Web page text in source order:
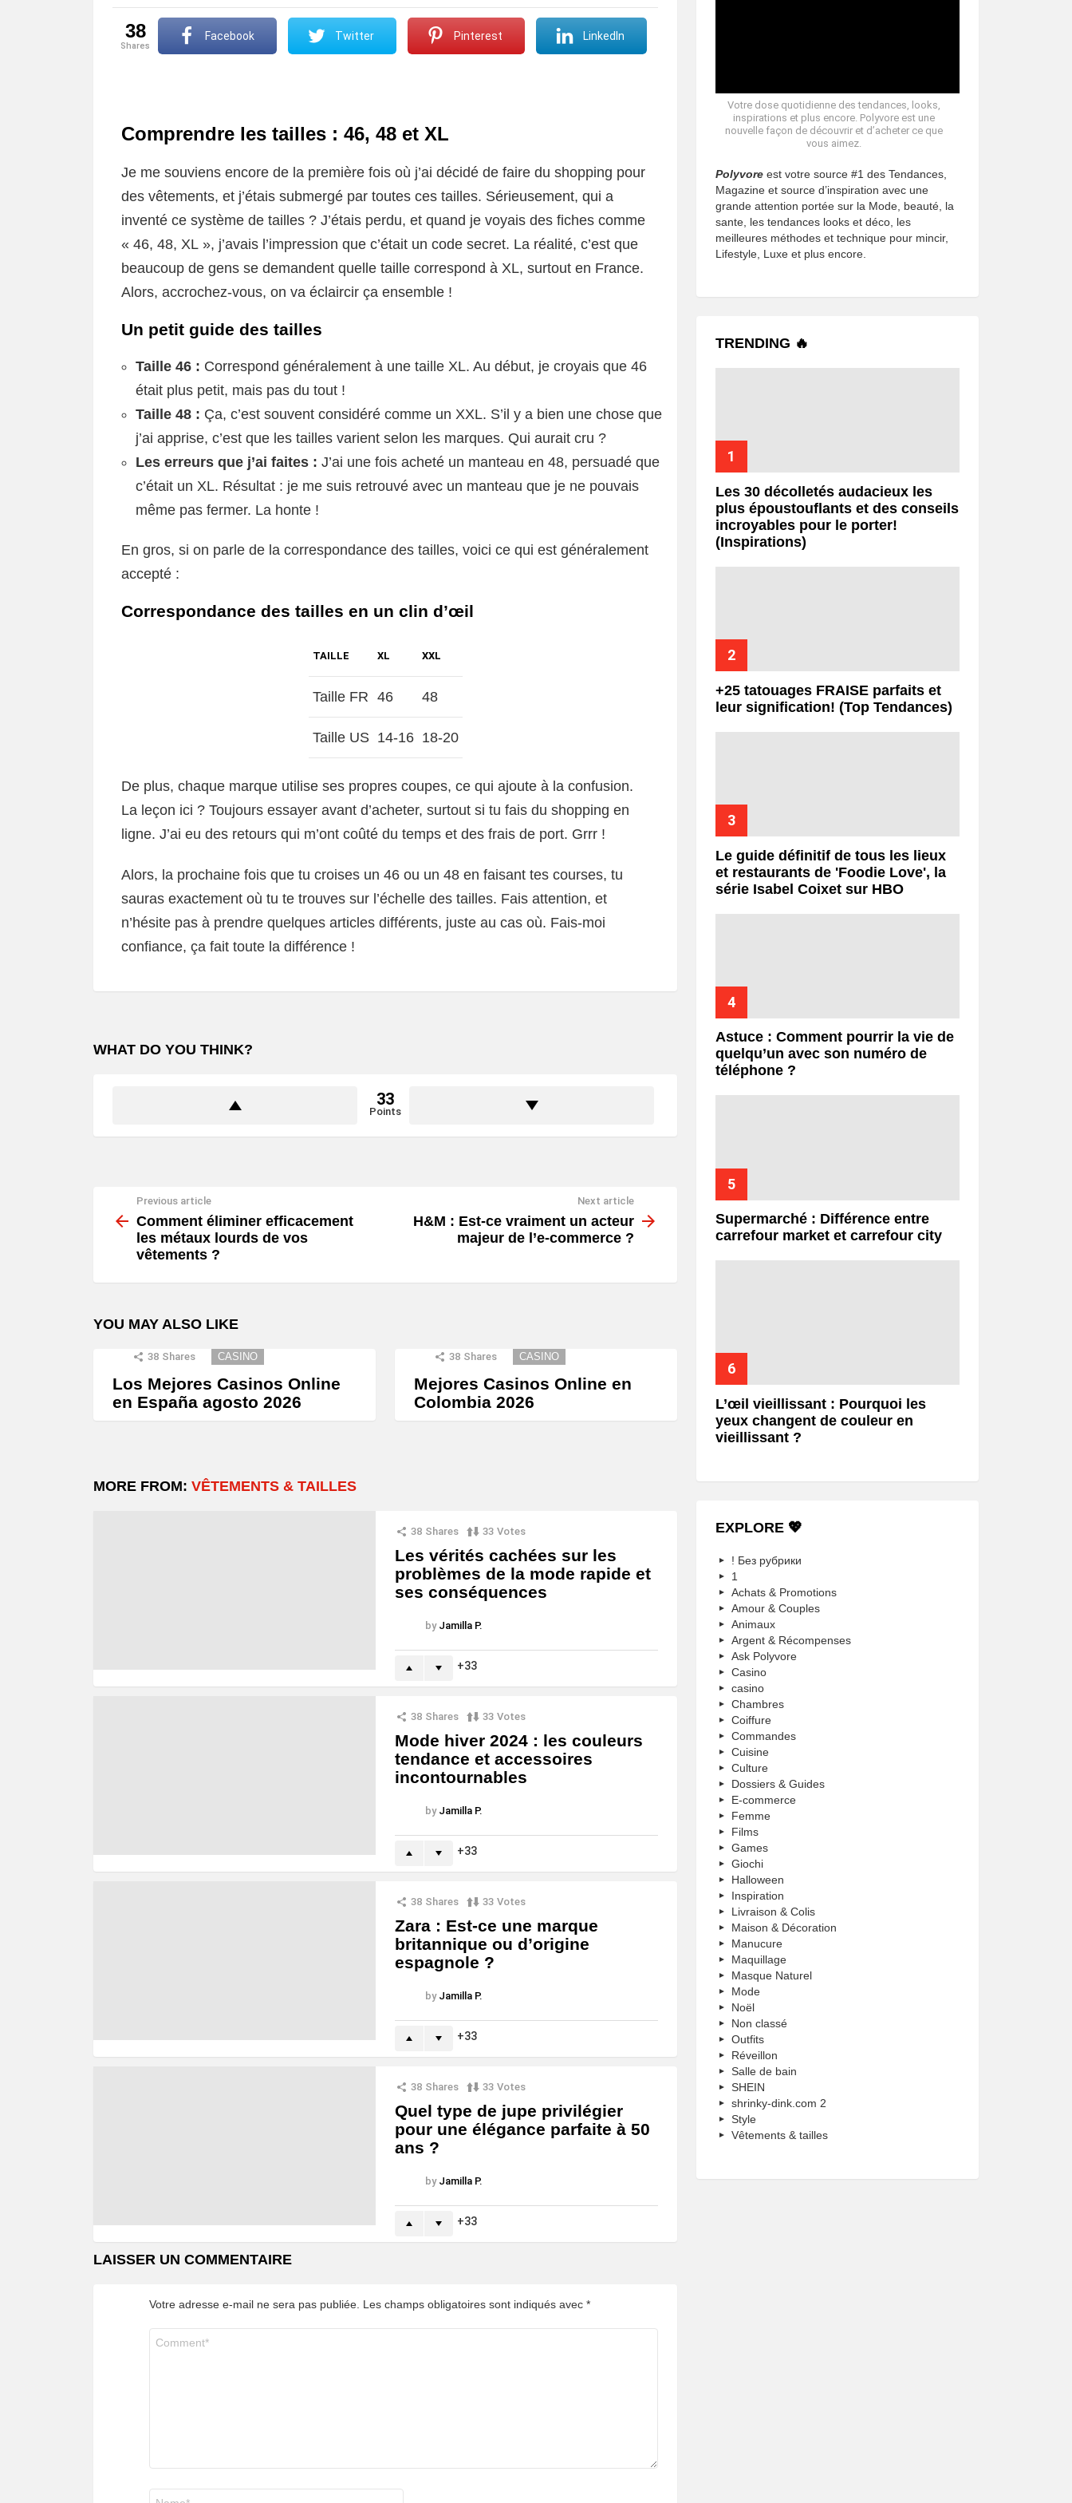
38
shares
Facebook Twitter Pinterest LinkedIn
Comprendre les tailles : 46, 48 et XL
Je me souviens encore de la première fois où j’ai décidé de faire du shopping pour
des vêtements, et j’étais submergé par toutes ces tailles. Sérieusement, qui a
inventé ce système de tailles ? J’étais perdu, et quand je voyais des fiches comme
« 46, 48, XL », j’avais l’impression que c’était un code secret. La réalité, c’est que
beaucoup de gens se demandent quelle taille correspond à XL, surtout en France.
Alors, accrochez-vous, on va éclaircir ça ensemble !
Un petit guide des tailles
Taille 46 : Correspond généralement à une taille XL. Au début, je croyais que 46
était plus petit, mais pas du tout !
Taille 48 : Ça, c’est souvent considéré comme un XXL. S’il y a bien une chose que
j’ai apprise, c’est que les tailles varient selon les marques. Qui aurait cru ?
Les erreurs que j’ai faites : J’ai une fois acheté un manteau en 48, persuadé que
c’était un XL. Résultat : je me suis retrouvé avec un manteau que je ne pouvais
même pas fermer. La honte !
En gros, si on parle de la correspondance des tailles, voici ce qui est généralement
accepté :
Correspondance des tailles en un clin d’œil
TAILLE XL XXL
Taille FR 46 48
Taille US 14-16 18-20
De plus, chaque marque utilise ses propres coupes, ce qui ajoute à la confusion.
La leçon ici ? Toujours essayer avant d’acheter, surtout si tu fais du shopping en
ligne. J’ai eu des retours qui m’ont coûté du temps et des frais de port. Grrr !
Alors, la prochaine fois que tu croises un 46 ou un 48 en faisant tes courses, tu
sauras exactement où tu te trouves sur l’échelle des tailles. Fais attention, et
n’hésite pas à prendre quelques articles différents, juste au cas où. Fais-moi
confiance, ça fait toute la différence !
WHAT DO YOU THINK?
33
Points
more
Previous article
Comment éliminer efficacement
les métaux lourds de vos
vêtements ?
Next article
H&M : Est-ce vraiment un acteur
majeur de l’e-commerce ?
YOU MAY ALSO LIKE
38 Shares CASINO
Los Mejores Casinos Online
en España agosto 2026
38 Shares CASINO
Mejores Casinos Online en
Colombia 2026
MORE FROM: VÊTEMENTS & TAILLES
38 Shares 33 Votes
Les vérités cachées sur les
problèmes de la mode rapide et
ses conséquences
by Jamilla P.
33
38 Shares 33 Votes
Mode hiver 2024 : les couleurs
tendance et accessoires
incontournables
by Jamilla P.
33
38 Shares 33 Votes
Zara : Est-ce une marque
britannique ou d’origine
espagnole ?
by Jamilla P.
33
38 Shares 33 Votes
Quel type de jupe privilégier
pour une élégance parfaite à 50
ans ?
by Jamilla P.
33
LAISSER UN COMMENTAIRE
Votre adresse e-mail ne sera pas publiée. Les champs obligatoires sont indiqués avec *
Votre dose quotidienne des tendances, looks,
inspirations et plus encore. Polyvore est une
nouvelle façon de découvrir et d’acheter ce que
vous aimez.
Polyvore est votre source #1 des Tendances,
Magazine et source d’inspiration avec une
grande attention portée sur la Mode, beauté, la
sante, les tendances looks et déco, les
meilleures méthodes et technique pour mincir,
Lifestyle, Luxe et plus encore.
TRENDING 🔥
Les 30 décolletés audacieux les
plus époustouflants et des conseils
incroyables pour le porter!
(Inspirations)
+25 tatouages ​​FRAISE parfaits et
leur signification! (Top Tendances)
Le guide définitif de tous les lieux
et restaurants de 'Foodie Love', la
série Isabel Coixet sur HBO
Astuce : Comment pourrir la vie de
quelqu’un avec son numéro de
téléphone ?
Supermarché : Différence entre
carrefour market et carrefour city
L’œil vieillissant : Pourquoi les
yeux changent de couleur en
vieillissant ?
EXPLORE 💖
! Без рубрики
1
Achats & Promotions
Amour & Couples
Animaux
Argent & Récompenses
Ask Polyvore
Casino
casino
Chambres
Coiffure
Commandes
Cuisine
Culture
Dossiers & Guides
E-commerce
Femme
Films
Games
Giochi
Halloween
Inspiration
Livraison & Colis
Maison & Décoration
Manucure
Maquillage
Masque Naturel
Mode
Noël
Non classé
Outfits
Réveillon
Salle de bain
SHEIN
shrinky-dink.com 2
Style
Vêtements & tailles